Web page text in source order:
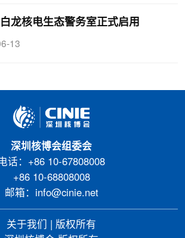
龙核电生态警务室正式启用
13
深圳核博会组委会
话：+86 10-67808008
+86 10-68808008
邮箱：info@cinie.net
关于我们
版权所有